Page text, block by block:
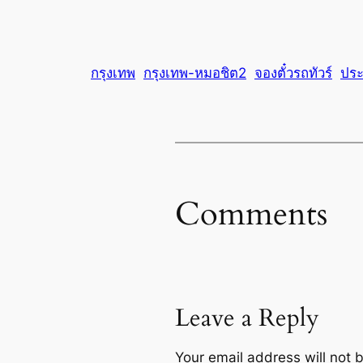
กรุงเทพ กรุงเทพ-หมอชิต2 จองตั๋วรถทัวร์ ปร
Comments
Leave a Reply
Your email address will not